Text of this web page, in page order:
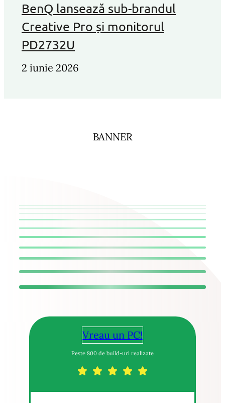
BenQ lansează sub-brandul
Creative Pro și monitorul
PD2732U
2 iunie 2026
BANNER
Vreau un PC!
Peste 800 de build-uri realizate